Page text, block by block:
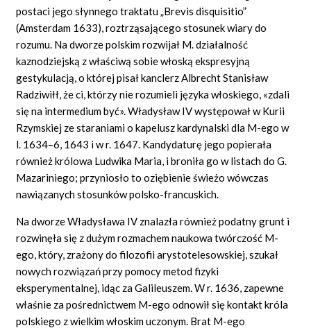
postaci jego słynnego traktatu „Brevisdisquisitio”
(Amsterdam 1633), roztrząsającego stosunek wiary do
rozumu. Na dworze polskim rozwijał M. działalność
kaznodziejską z właściwą sobie włoską ekspresyjną
gestykulacją, o której pisał kanclerz Albrecht Stanisław
Radziwiłł, że ci, którzy nie rozumieli języka włoskiego, «zdali
się na intermedium być». Władysław IV występował w Kurii
Rzymskiej ze staraniami o kapelusz kardynalski dla M-ego w
l. 1634–6, 1643 i w r. 1647. Kandydaturę jego popierała
również królowa Ludwika Maria, i broniła go w listach do G.
Mazariniego; przyniosło to oziębienie świeżo wówczas
nawiązanych stosunków polsko-francuskich.
Na dworze Władysława IV znalazła również podatny grunt i
rozwinęła się z dużym rozmachem naukowa twórczość M-
ego, który, zrażony do filozofii arystotelesowskiej, szukał
nowych rozwiązań przy pomocy metod fizyki
eksperymentalnej, idąc za Galileuszem. W r. 1636, zapewne
właśnie za pośrednictwem M-ego odnowił się kontakt króla
polskiego z wielkim włoskim uczonym. Brat M-ego